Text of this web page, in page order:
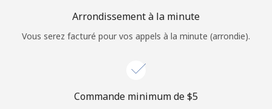
Arrondissement à la minute
Vous serez facturé pour vos appels à la minute (arrondie).
Commande minimum de ⁦$5⁩